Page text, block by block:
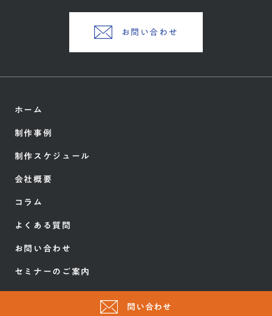
問い合わせ
お問い合わせ
ホーム
制作事例
制作スケジュール
会社概要
コラム
よくある質問
お問い合わせ
セミナーのご案内
Copyright ©HERO innovation